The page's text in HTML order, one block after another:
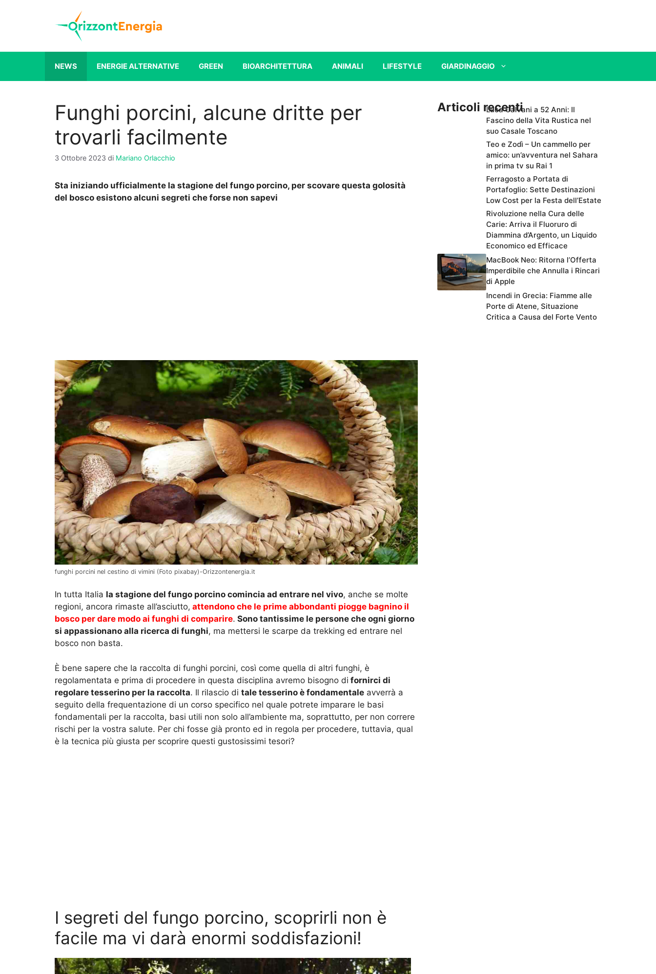
NEWS ENERGIE ALTERNATIVE GREEN BIOARCHITETTURA ANIMALI LIFESTYLE GIARDINAGGIO
Funghi porcini, alcune dritte per
trovarli facilmente
3 Ottobre 2023 di Mariano Orlacchio
Sta iniziando ufficialmente la stagione del fungo porcino, per scovare questa golosità
del bosco esistono alcuni segreti che forse non sapevi
funghi porcini nel cestino di vimini (Foto pixabay)-Orizzontenergia.it
In tutta Italia la stagione del fungo porcino comincia ad entrare nel vivo, anche se molte
regioni, ancora rimaste all’asciutto, attendono che le prime abbondanti piogge bagnino il
bosco per dare modo ai funghi di comparire. Sono tantissime le persone che ogni giorno
si appassionano alla ricerca di funghi, ma mettersi le scarpe da trekking ed entrare nel
bosco non basta.
È bene sapere che la raccolta di funghi porcini, così come quella di altri funghi, è
regolamentata e prima di procedere in questa disciplina avremo bisogno di fornirci di
regolare tesserino per la raccolta. Il rilascio di tale tesserino è fondamentale avverrà a
seguito della frequentazione di un corso specifico nel quale potrete imparare le basi
fondamentali per la raccolta, basi utili non solo all’ambiente ma, soprattutto, per non correre
rischi per la vostra salute. Per chi fosse già pronto ed in regola per procedere, tuttavia, qual
è la tecnica più giusta per scoprire questi gustosissimi tesori?
I segreti del fungo porcino, scoprirli non è
facile ma vi darà enormi soddisfazioni!
Articoli recentiLuca Calvani a 52 Anni: Il
Fascino della Vita Rustica nel
suo Casale Toscano
Teo e Zodì – Un cammello per
amico: un’avventura nel Sahara
in prima tv su Rai 1
Ferragosto a Portata di
Portafoglio: Sette Destinazioni
Low Cost per la Festa dell’Estate
Rivoluzione nella Cura delle
Carie: Arriva il Fluoruro di
Diammina d’Argento, un Liquido
Economico ed Efficace
MacBook Neo: Ritorna l’Offerta
Imperdibile che Annulla i Rincari
di Apple
Incendi in Grecia: Fiamme alle
Porte di Atene, Situazione
Critica a Causa del Forte Vento